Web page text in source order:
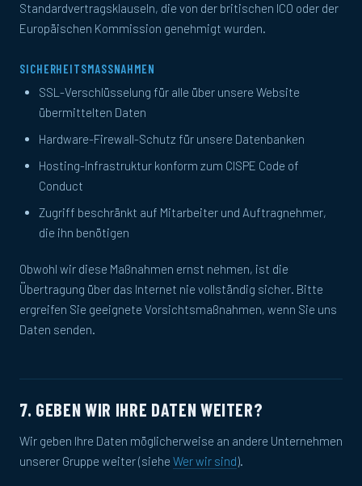
Standardvertragsklauseln, die von der britischen ICO oder der
Europäischen Kommission genehmigt wurden.
SICHERHEITSMASSNAHMEN
SSL-Verschlüsselung für alle über unsere Website
übermittelten Daten
Hardware-Firewall-Schutz für unsere Datenbanken
Hosting-Infrastruktur konform zum CISPE Code of
Conduct
Zugriff beschränkt auf Mitarbeiter und Auftragnehmer,
die ihn benötigen
Obwohl wir diese Maßnahmen ernst nehmen, ist die
Übertragung über das Internet nie vollständig sicher. Bitte
ergreifen Sie geeignete Vorsichtsmaßnahmen, wenn Sie uns
Daten senden.
7. GEBEN WIR IHRE DATEN WEITER?
Wir geben Ihre Daten möglicherweise an andere Unternehmen
unserer Gruppe weiter (siehe Wer wir sind).